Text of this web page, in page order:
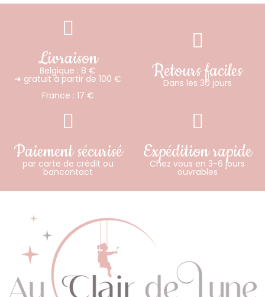
Livraison
Belgique : 8 €
➜ gratuit à partir de 100 €
France : 17 €
Retours faciles
Dans les 30 jours
Paiement sécurisé
par carte de crédit ou
bancontact
Expédition rapide
Chez vous en 3-6 jours
ouvrables